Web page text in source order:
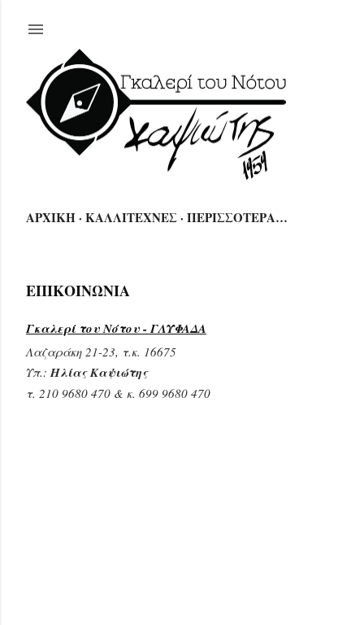
ΑΡΧΙΚΗ ΚΑΛΛΙΤΕΧΝΕΣ ΠΕΡΙΣΣΌΤΕΡΑ…
ΕΠΙΚΟΙΝΩΝΙΑ
Γκαλερί του Νότου - ΓΛΥΦΑΔΑ
Λαζαράκη 21-23, τ.κ. 16675
Υπ.:Ηλίας Καψιώτης
τ. 210 9680 470 & κ. 699 9680 470